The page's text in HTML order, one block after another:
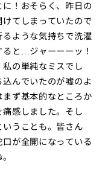
！おそらく、昨日の
てしまっていたので
ような気持ちで洗濯
と…ジャーーーッ！
の単純なミスでし
んでいたのが嘘のよ
ず基本的なところか
感しました。そし
うことも。皆さん
が全開になっている